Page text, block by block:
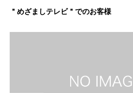
＂めざましテレビ＂でのお客様